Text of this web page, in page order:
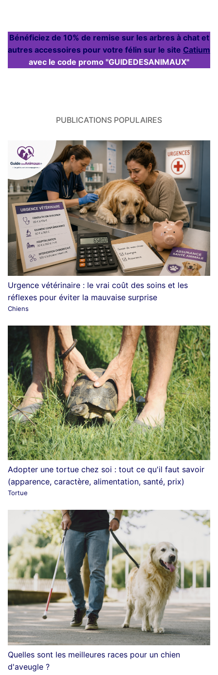
Bénéficiez de 10% de remise sur les arbres à chat et
autres accessoires pour votre félin sur le site Catium
avec le code promo "GUIDEDESANIMAUX"
PUBLICATIONS POPULAIRES
Urgence vétérinaire : le vrai coût des soins et les
réflexes pour éviter la mauvaise surprise
Chiens
Adopter une tortue chez soi : tout ce qu'il faut savoir
(apparence, caractère, alimentation, santé, prix)
Tortue
Quelles sont les meilleures races pour un chien
d'aveugle ?